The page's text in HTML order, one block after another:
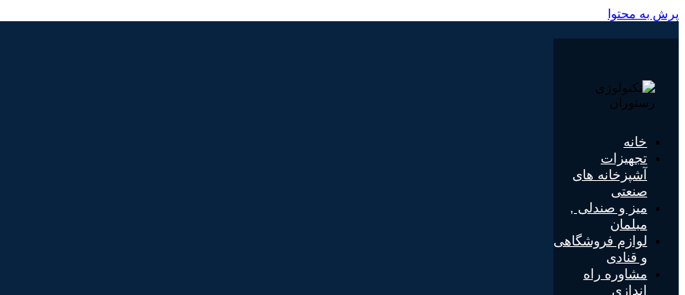
پرش به محتوا
خانه
تجهیزات
آشپزخانه های
صنعتی
میز و صندلی ,
مبلمان
لوازم فروشگاهی
و قنادی
مشاوره راه
اندازی